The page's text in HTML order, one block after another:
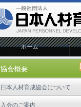
ホーム
協会概要
日本人材育成協会について
入会のご案内